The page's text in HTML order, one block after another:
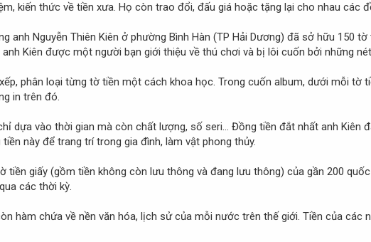
kiến thức về tiền xưa. Họ còn trao đổi, đấu giá hoặc tặng lại cho nhau các
anh Nguyễn Thiên Kiên ở phường Bình Hàn (TP Hải Dương) đã sở hữu 150
anh Kiên được một người bạn giới thiệu về thú chơi và bị lôi cuốn bởi những
phân loại từng tờ tiền một cách khoa học. Trong cuốn album, dưới mỗi tờ
in trên đó.
dựa vào thời gian mà còn chất lượng, số seri... Đồng tiền đắt nhất anh Kiên
này để trang trí trong gia đình, làm vật phong thủy.
tiền giấy (gồm tiền không còn lưu thông và đang lưu thông) của gần 200
các thời kỳ.
hàm chứa về nền văn hóa, lịch sử của mỗi nước trên thế giới. Tiền của các